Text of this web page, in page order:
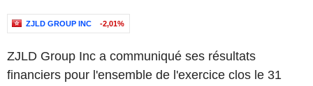
ZJLD GROUP INC -2,01%
ZJLD Group Inc a communiqué ses résultats
financiers pour l'ensemble de l'exercice clos le 31